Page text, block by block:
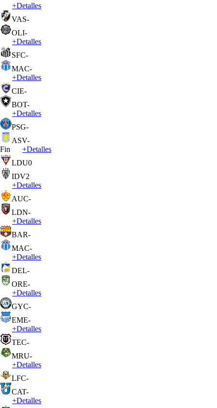
+Detalles
VAS-
OLI-
+Detalles
SFC-
MAC-
+Detalles
CIE-
BOT-
+Detalles
PSG-
ASV-
Fin
+Detalles
LDU0
IDV2
+Detalles
AUC-
LDN-
+Detalles
BAR-
MAC-
+Detalles
DEL-
ORE-
+Detalles
GYC-
EME-
+Detalles
TEC-
MRU-
+Detalles
LFC-
CAT-
+Detalles